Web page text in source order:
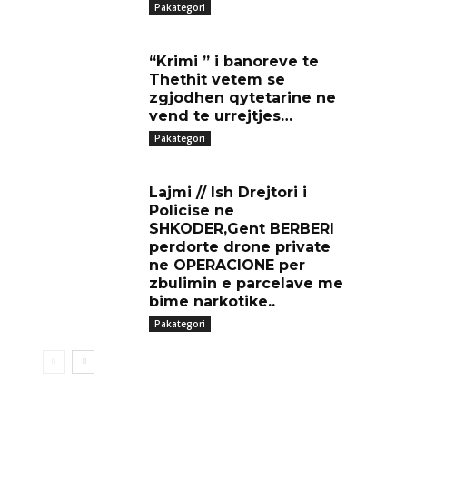
Pakategori
“Krimi ” i banoreve te
Thethit vetem se
zgjodhen qytetarine ne
vend te urrejtjes…
Pakategori
Lajmi // Ish Drejtori i
Policise ne
SHKODER,Gent BERBERI
perdorte drone private
ne OPERACIONE per
zbulimin e parcelave me
bime narkotike..
Pakategori